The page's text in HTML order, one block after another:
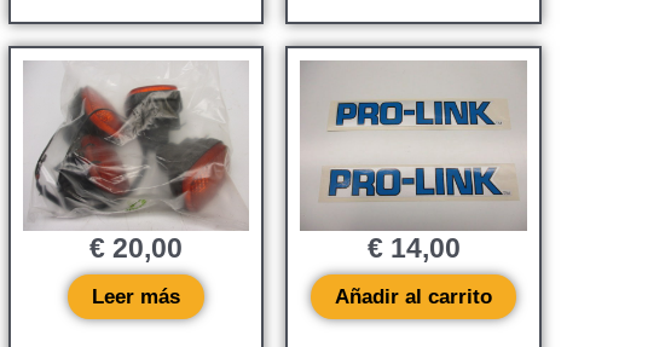
€ 20,00
Leer más
€14,00
Añadir al carrito